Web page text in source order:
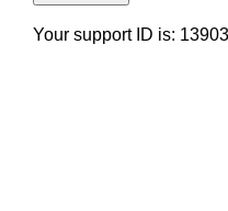
Your support ID is: